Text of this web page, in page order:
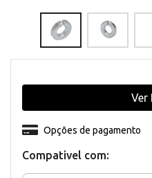
Compativel com:
Opções de pagamento
Ver